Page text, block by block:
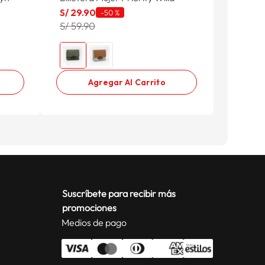
S/ 29.90 -50 %
S/ 59.90
Agregar Al Carrito
Suscríbete para recibir más
promociones
Medios de pago